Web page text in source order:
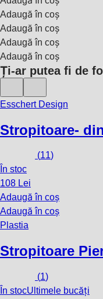
Adaugă în coș
Adaugă în coș
Adaugă în coș
Adaugă în coș
Ți-ar putea fi de
Esschert Design
Stropitoare-
(11)
În stoc
108 Lei
Adaugă în coș
Adaugă în coș
Plastia
Stropitoare
(1)
În stocUltimele bucăți